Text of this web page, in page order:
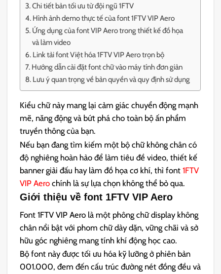
Chi tiết bản tối ưu từ đội ngũ 1FTV
Hình ảnh demo thực tế của font 1FTV VIP Aero
Ứng dụng của font VIP Aero trong thiết kế đồ họa
và làm video
Link tải font Việt hóa 1FTV VIP Aero trọn bộ
Hướng dẫn cài đặt font chữ vào máy tính đơn giản
Lưu ý quan trọng về bản quyền và quy định sử dụng
Kiểu chữ này mang lại cảm giác chuyển động mạnh
mẽ, năng động và bứt phá cho toàn bộ ấn phẩm
truyền thông của bạn.
Nếu bạn đang tìm kiếm một bộ chữ không chân có
độ nghiêng hoàn hảo để làm tiêu đề video, thiết kế
banner giải đấu hay làm đồ họa cơ khí, thì font1FTV
VIP Aero chính là sự lựa chọn không thể bỏ qua.
Giới thiệu về font 1FTV VIP Aero
Font 1FTV VIP Aero là một phông chữ display không
chân nổi bật với phom chữ dày dặn, vững chãi và sở
hữu góc nghiêng mang tính khí động học cao.
Bộ font này được tối ưu hóa kỹ lưỡng ở phiên bản
001.000, đem đến cấu trúc đường nét đồng đều và